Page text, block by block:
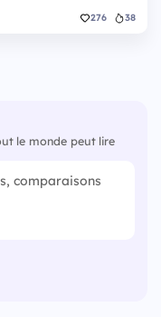
276 38
le monde peut lire